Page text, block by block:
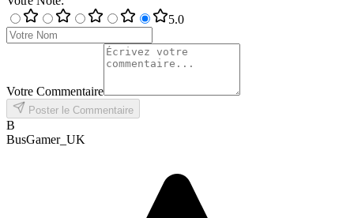
5.0
Votre Commentaire
Poster le Commentaire
B
BusGamer_UK